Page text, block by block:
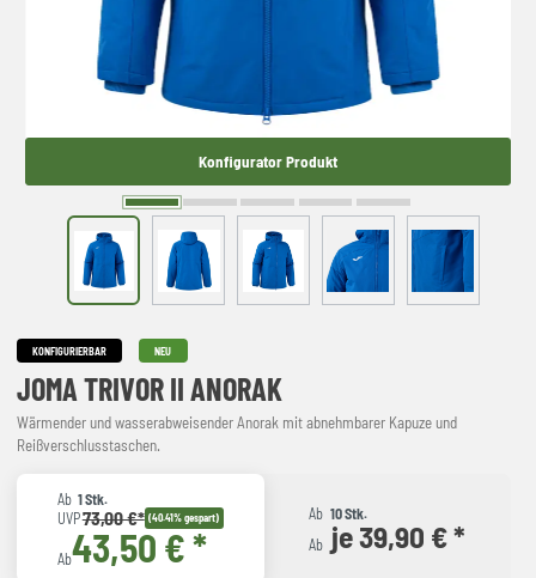
Konfigurator Produkt
KONFIGURIERBAR NEU
JOMA TRIVOR II ANORAK
Wärmender und wasserabweisender Anorak mit abnehmbarer Kapuze und
Reißverschlusstaschen.
Ab 1 Stk.
UVP73,00 €* (40.41% gespart)
Ab43,50 € *
Ab 10 Stk.
Ab je 39,90 € *